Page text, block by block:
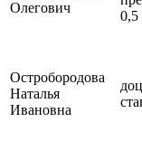
Олегович
0,5
Остробородова
Наталья
Ивановна